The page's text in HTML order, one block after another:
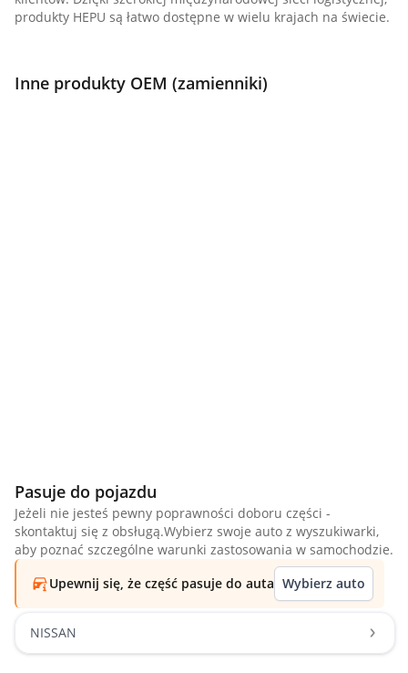
produkty HEPU są łatwo dostępne w wielu krajach na świecie.
Inne produkty OEM (zamienniki)
Pasuje do pojazdu
Jeżeli nie jesteś pewny poprawności doboru części -
skontaktuj się z obsługą.Wybierz swoje auto z wyszukiwarki,
aby poznać szczególne warunki zastosowania w samochodzie.
Upewnij się, że część pasuje do auta Wybierz auto
NISSAN